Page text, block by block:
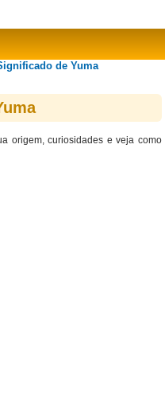
de Yuma
origem, curiosidades e veja como